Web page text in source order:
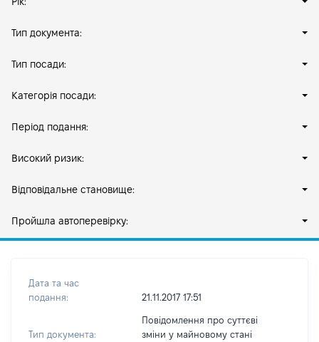
Тип документа:
Тип посади:
Категорія посади:
Період подання:
Високий ризик:
Відповідальне становище:
Пройшла автоперевірку:
Дата та час
подання:
21.11.2017 17:51
Тип документа:
Повідомлення про суттєві
зміни y майновому стані